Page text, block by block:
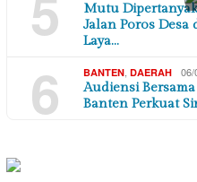
Mutu
Jalan Poros Desa
Laya…
6 BANTEN DAERAH 06/
Audiensi
Banten Perkuat